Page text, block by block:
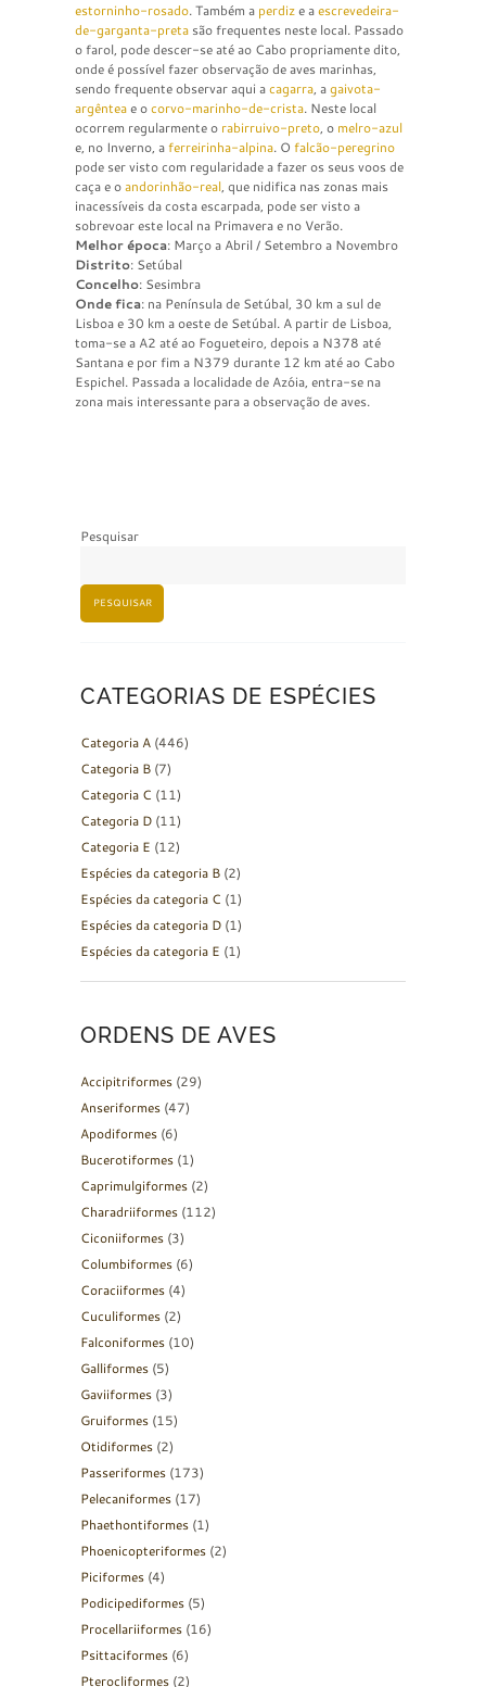
estorninho-rosado. Também a perdize aescrevedeira-
de-garganta-preta são frequentes neste local. Passado
o farol, pode descer-se até ao Cabo propriamente dito,
onde é possível fazer observação de aves marinhas,
sendo frequente observar aqui acagarra, agaivota-
argênteae ocorvo-marinho-de-crista. Neste local
ocorrem regularmente o rabirruivo-preto, o melro-azul
e, no Inverno, aferreirinha-alpina. O falcão-peregrino
pode ser visto com regularidade a fazer os seus voos de
caça e oandorinhão-real, que nidifica nas zonas mais
inacessíveis da costa escarpada, pode ser visto a
sobrevoar este local na Primavera e no Verão.
Melhor época: Março a Abril / Setembro a Novembro
Distrito: Setúbal
Concelho: Sesimbra
Onde fica: na Península de Setúbal, 30 km a sul de
Lisboa e 30 km a oeste de Setúbal. A partir de Lisboa,
toma-se a A2 até ao Fogueteiro, depois a N378 até
Santana e por fim a N379 durante 12 km até ao Cabo
Espichel. Passada a localidade de Azóia, entra-se na
zona mais interessante para a observação de aves.
Pesquisar
PESQUISAR
CATEGORIAS DE ESPÉCIES
Categoria A (446)
Categoria B (7)
Categoria C (11)
Categoria D (11)
Categoria E (12)
Espécies da categoria B (2)
Espécies da categoria C (1)
Espécies da categoria D (1)
Espécies da categoria E (1)
ORDENS DE AVES
Accipitriformes (29)
Anseriformes (47)
Apodiformes (6)
Bucerotiformes (1)
Caprimulgiformes (2)
Charadriiformes (112)
Ciconiiformes (3)
Columbiformes (6)
Coraciiformes (4)
Cuculiformes (2)
Falconiformes (10)
Galliformes (5)
Gaviiformes (3)
Gruiformes (15)
Otidiformes (2)
Passeriformes (173)
Pelecaniformes (17)
Phaethontiformes (1)
Phoenicopteriformes (2)
Piciformes (4)
Podicipediformes (5)
Procellariiformes (16)
Psittaciformes (6)
Pterocliformes (2)